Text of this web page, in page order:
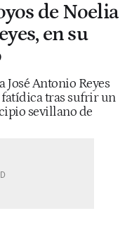
de Noelia
en su
José Antonio Reyes
tras sufrir un
sevillano de